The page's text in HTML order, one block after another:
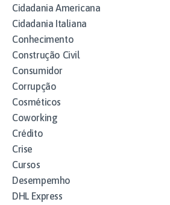
Cidadania Americana
Cidadania Italiana
Conhecimento
Construção Civil
Consumidor
Corrupção
Cosméticos
Coworking
Crédito
Crise
Cursos
Desempemho
DHL Express